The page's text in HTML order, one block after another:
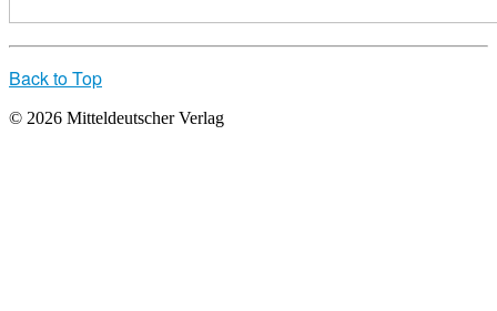
Back to Top
© 2026 Mitteldeutscher Verlag